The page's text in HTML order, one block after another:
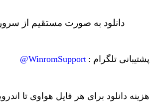
دانلود به صورت مستقیم از
پشتیبانی تلگرام : WinromSupport@
هزینه دانلود برای هر فایل هواوی تا